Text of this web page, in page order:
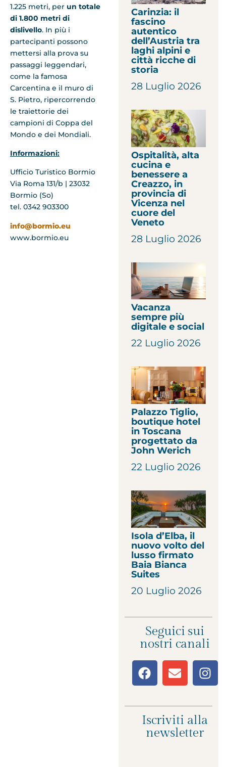
1.225 metri, per un totale
di 1.800 metri di
dislivello. In più i
partecipanti possono
mettersi alla prova su
passaggi leggendari,
come la famosa
Carcentina e il muro di
S. Pietro, ripercorrendo
le traiettorie dei
campioni di Coppa del
Mondo e dei Mondiali.
Informazioni:
Ufficio Turistico Bormio
Via Roma 131/b | 23032
Bormio (So)
tel. 0342 903300
info@bormio.eu
www.bormio.eu
Carinzia: il
fascino
autentico
dell’Austria tra
laghi alpini e
città ricche di
storia
28 Luglio 2026
Ospitalità, alta
cucina e
benessere a
Creazzo, in
provincia di
Vicenza nel
cuore del
Veneto
28 Luglio 2026
Vacanza
sempre più
digitale e social
22 Luglio 2026
Palazzo Tiglio,
boutique hotel
in Toscana
progettato da
John Werich
22 Luglio 2026
Isola d’Elba, il
nuovo volto del
lusso firmato
Baia Bianca
Suites
20 Luglio 2026
Seguici sui
nostri canali
Iscriviti alla
newsletter